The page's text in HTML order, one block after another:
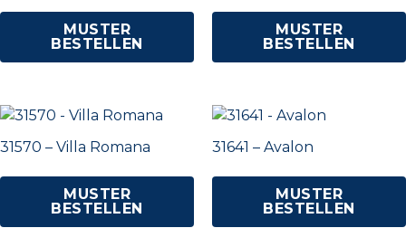
MUSTER
BESTELLEN
MUSTER
BESTELLEN
31570 – Villa Romana
MUSTER
BESTELLEN
31641 – Avalon
MUSTER
BESTELLEN